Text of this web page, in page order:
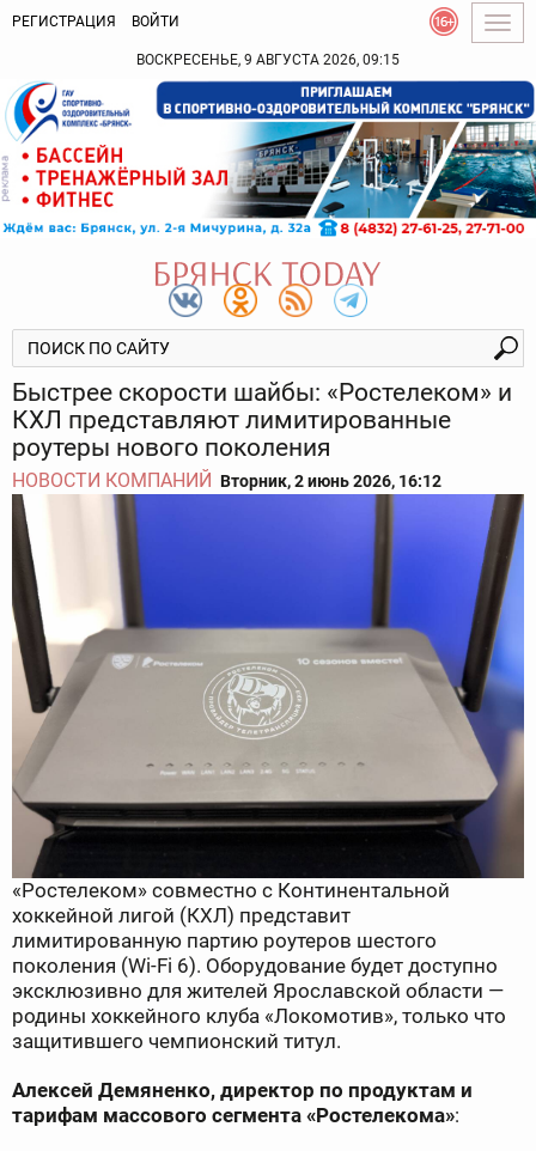
РЕГИСТРАЦИЯ ВОЙТИ
ВОСКРЕСЕНЬЕ, 9 АВГУСТА 2026, 09:15
Быстрее скорости шайбы: «Ростелеком» и
КХЛ представляют лимитированные
роутеры нового поколения
НОВОСТИ КОМПАНИЙ Вторник, 2 июнь 2026, 16:12
«Ростелеком» совместно с Континентальной
хоккейной лигой (КХЛ) представит
лимитированную партию роутеров шестого
поколения (Wi-Fi 6). Оборудование будет доступно
эксклюзивно для жителей Ярославской области —
родины хоккейного клуба «Локомотив», только что
защитившего чемпионский титул.
Алексей Демяненко, директор по продуктам и
тарифам массового сегмента «Ростелекома»: